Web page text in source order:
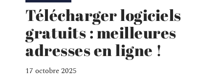
Télécharger logiciels
gratuits : meilleures
adresses en ligne !
17 octobre 2025